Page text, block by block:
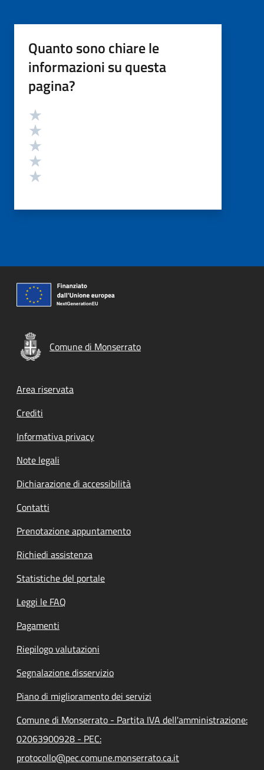
Quanto sono chiare le
informazioni su questa
pagina?
Valutazione
Comune di Monserrato
Footer menu
Area riservata
Crediti
Informativa privacy
Note legali
Dichiarazione di accessibilità
Contatti
Prenotazione appuntamento
Richiedi assistenza
Statistiche del portale
Leggi le FAQ
Pagamenti
Riepilogo valutazioni
Segnalazione disservizio
Piano di miglioramento dei servizi
Comune di Monserrato - Partita IVA dell'amministrazione:
02063900928 - PEC:
protocollo@pec.comune.monserrato.ca.it